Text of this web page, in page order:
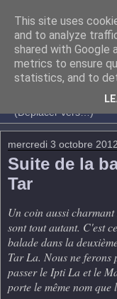
mercredi 3 octobre 2012
Suite de la
Tar
Un coin aussi
sont tout autant. C'est
balade dans la
Tar La. Nous ne ferons
passer le Ipti La et le
porte le même nom
This site uses
and to analyze
shared with Google
metrics to ensure
statistics, and to